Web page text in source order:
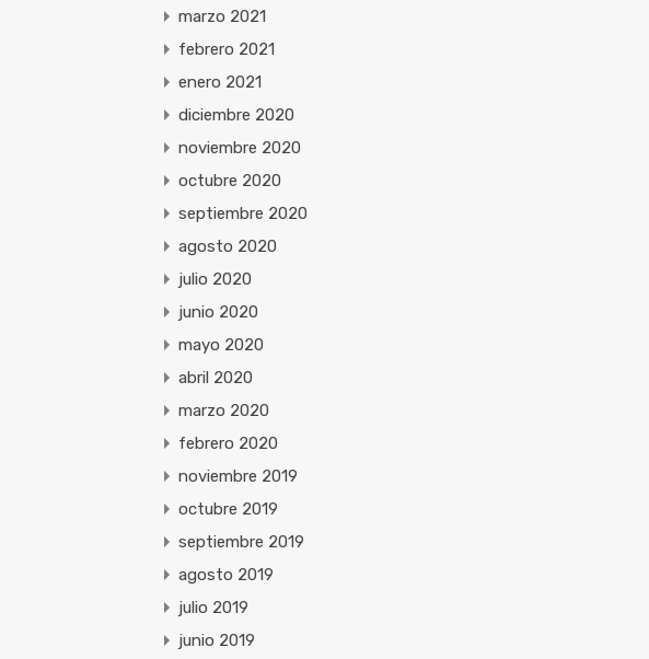
marzo 2021
febrero 2021
enero 2021
diciembre 2020
noviembre 2020
octubre 2020
septiembre 2020
agosto 2020
julio 2020
junio 2020
mayo 2020
abril 2020
marzo 2020
febrero 2020
noviembre 2019
octubre 2019
septiembre 2019
agosto 2019
julio 2019
junio 2019